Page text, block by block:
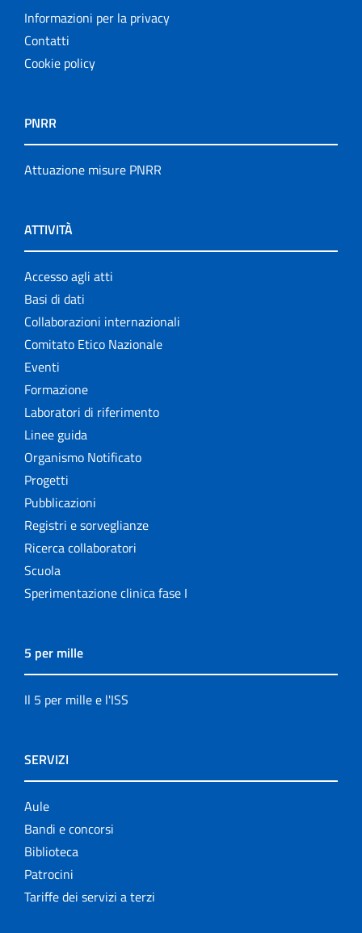
Informazioni per la privacy
Contatti
Cookie policy
PNRR
Attuazione misure PNRR
ATTIVITÀ
Accesso agli atti
Basi di dati
Collaborazioni internazionali
Comitato Etico Nazionale
Eventi
Formazione
Laboratori di riferimento
Linee guida
Organismo Notificato
Progetti
Pubblicazioni
Registri e sorveglianze
Ricerca collaboratori
Scuola
Sperimentazione clinica fase I
5 per mille
Il 5 per mille e l'ISS
SERVIZI
Aule
Bandi e concorsi
Biblioteca
Patrocini
Tariffe dei servizi a terzi